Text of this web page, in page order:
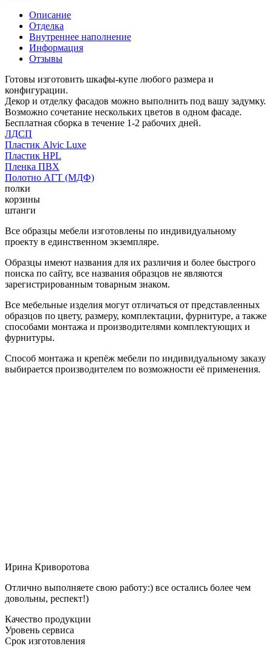
Описание
Отделка
Внутреннее наполнение
Информация
Отзывы
Готовы изготовить шкафы-купе любого размера и
конфигурации.
Декор и отделку фасадов можно выполнить под вашу задумку.
Возможно сочетание нескольких цветов в одном фасаде.
Бесплатная сборка в течение 1-2 рабочих дней.
ЛДСП
Пластик Alvic Luxe
Пластик HPL
Пленка ПВХ
Полотно АГТ (МДФ)
полки
корзины
штанги
Все образцы мебели изготовлены по индивидуальному
проекту в единственном экземпляре.
Образцы имеют названия для их различия и более быстрого
поиска по сайту, все названия образцов не являются
зарегистрированным товарным знаком.
Все мебельные изделия могут отличаться от представленных
образцов по цвету, размеру, комплектации, фурнитуре, а также
способами монтажа и производителями комплектующих и
фурнитуры.
Способ монтажа и крепёж мебели по индивидуальному заказу
выбирается производителем по возможности её применения.
Ирина Криворотова
Отлично выполняете свою работу:) все остались более чем
довольны, респект!)
Качество продукции
Уровень сервиса
Срок изготовления